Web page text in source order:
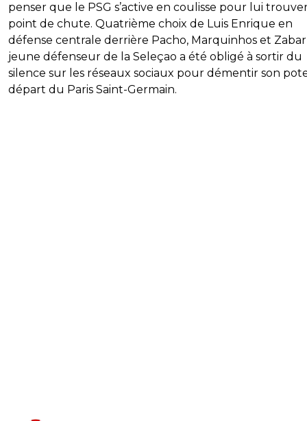
penser que le PSG s’active en coulisse pour lui
point de chute. Quatrième choix de Luis Enrique en
défense centrale derrière Pacho, Marquinhos et
jeune défenseur de la Seleçao a été obligé à sortir du
silence sur les réseaux sociaux pour démentir son
départ du Paris Saint-Germain.